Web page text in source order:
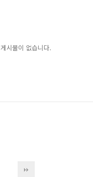
게시물이 없습니다.